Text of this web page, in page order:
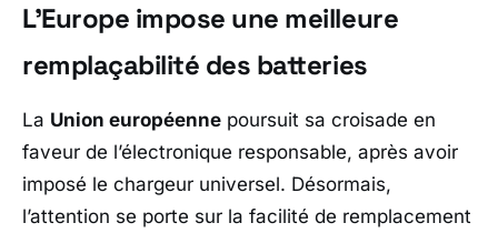
L’Europe impose une meilleure
remplaçabilité des batteries
La Union européenne poursuit sa croisade en
faveur de l’électronique responsable, après avoir
imposé le chargeur universel. Désormais,
l’attention se porte sur la facilité de remplacement